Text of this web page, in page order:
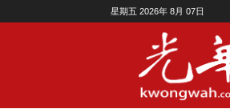
星期五 2026年 8月 07日